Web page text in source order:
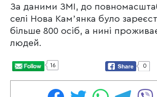
За даними ЗМІ, до
селі Нова Камʼянка було
більше 800 осіб, а нині
людей.
16 0